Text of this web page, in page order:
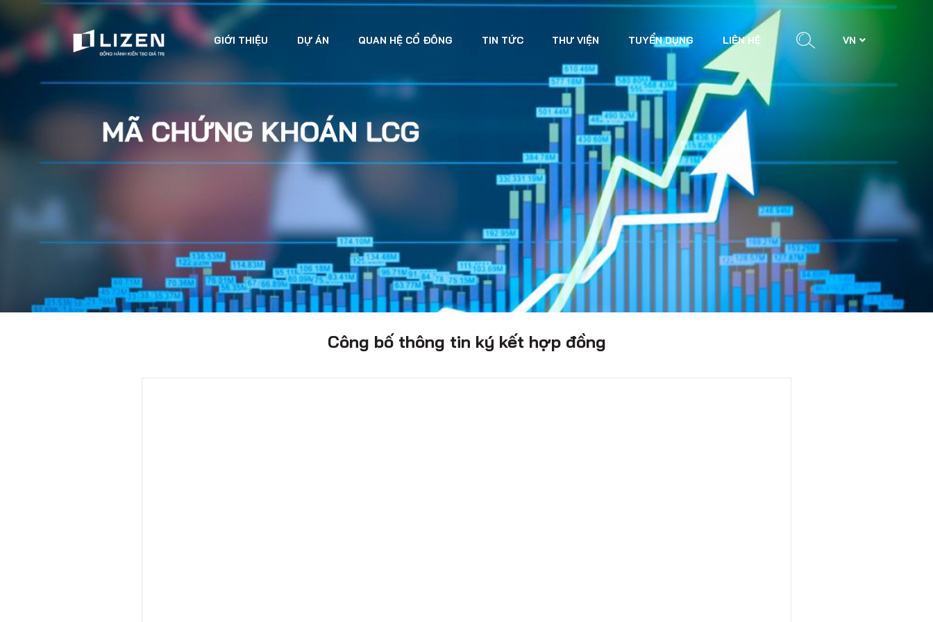
GIỚI THIỆU DỰ ÁN QUAN HỆ CỔ ĐÔNG TIN TỨC THƯ VIỆN TUYỂN DỤNG LIÊN HỆ VN
Công bố thông tin ký kết hợp đồng